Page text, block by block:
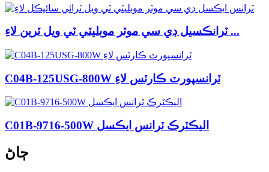
ٽرانڪسيل ڊي سي موٽر موبليٽي ٽي ويل ٽرين لاءِ ...
C04B-125USG-800W ٽرانسپورٽ ڪارٽس لاءِ
C01B-9716-500W اليڪٽرڪ ٽرانس ايڪسل
ڄاڻ